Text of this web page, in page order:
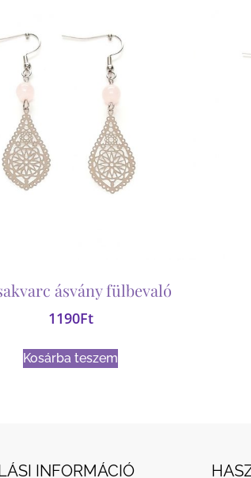
ásvány fülbevaló
1190Ft
Kosárba teszem
INFORMÁCIÓ